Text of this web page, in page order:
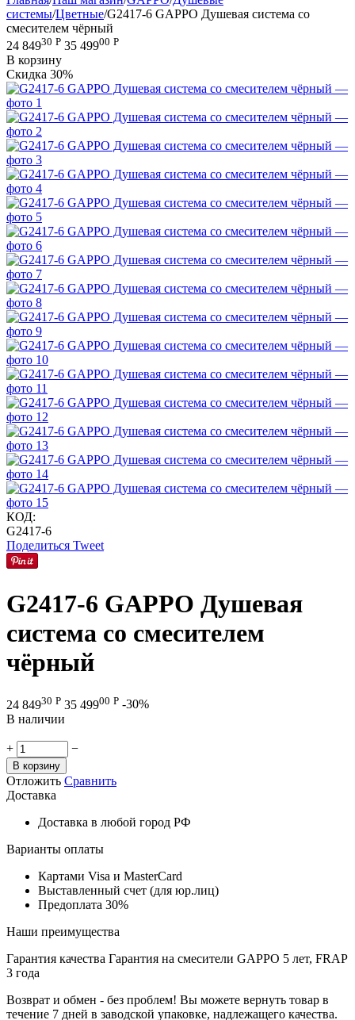
системы/Цветные/G2417-6 GAPPO Душевая система со
смесителем чёрный
24 84930 Р 35 49900 Р
В корзину
Скидка 30%
КОД:
G2417-6
Поделиться Tweet
G2417-6 GAPPO Душевая
система со смесителем
чёрный
24 84930 Р 35 49900 Р -30%
В наличии
+ −
В корзину
Отложить Сравнить
Доставка
Доставка в любой город РФ
Варианты оплаты
Картами Visa и MasterCard
Выставленный счет (для юр.лиц)
Предоплата 30%
Наши преимущества
Гарантия качества Гарантия на смесители GAPPO 5 лет, FRAP
3 года
Возврат и обмен - без проблем! Вы можете вернуть товар в
течение 7 дней в заводской упаковке, надлежащего качества.